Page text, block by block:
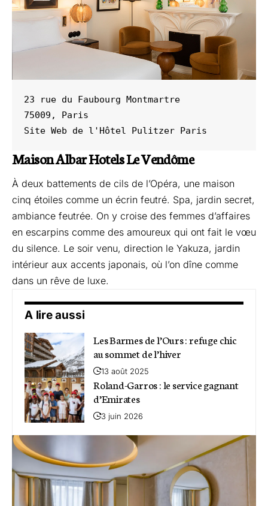
23 rue du Faubourg Montmartre
75009, Paris
Site Web de l' Hôtel Pulitzer Paris
Maison Albar Hotels Le Vendôme
À deux battements de cils de l’Opéra, une maison
cinq étoiles comme un écrin feutré. Spa, jardin secret,
ambiance feutrée. On y croise des femmes d’affaires
en escarpins comme des amoureux qui ont fait le vœu
du silence. Le soir venu, direction le Yakuza, jardin
intérieur aux accents japonais, où l’on dîne comme
dans un rêve de luxe.
A lire aussi
Les Barmes de l’Ours : refuge chic
au sommet de l’hiver
13 août 2025
Roland-Garros : le service gagnant
d’Emirates
3 juin 2026